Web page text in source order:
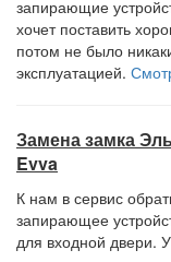
запирающие
хочет поставить
потом не было
эксплуатацией.
Замена замка
Evva
К нам в сервис
запирающее
для входной двери.